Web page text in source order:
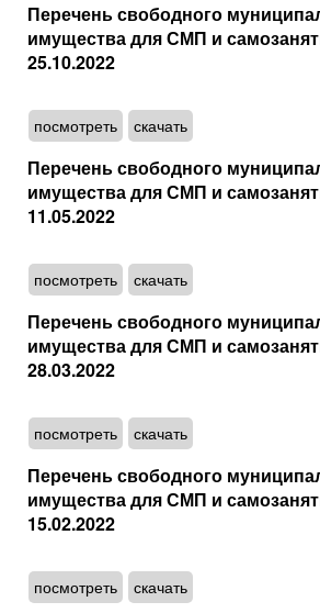
Перечень свободного
имущества для СМП и
25.10.2022
посмотреть скачать
Перечень свободного
имущества для СМП и
11.05.2022
посмотреть скачать
Перечень свободного
имущества для СМП и
28.03.2022
посмотреть скачать
Перечень свободного
имущества для СМП и
15.02.2022
посмотреть скачать